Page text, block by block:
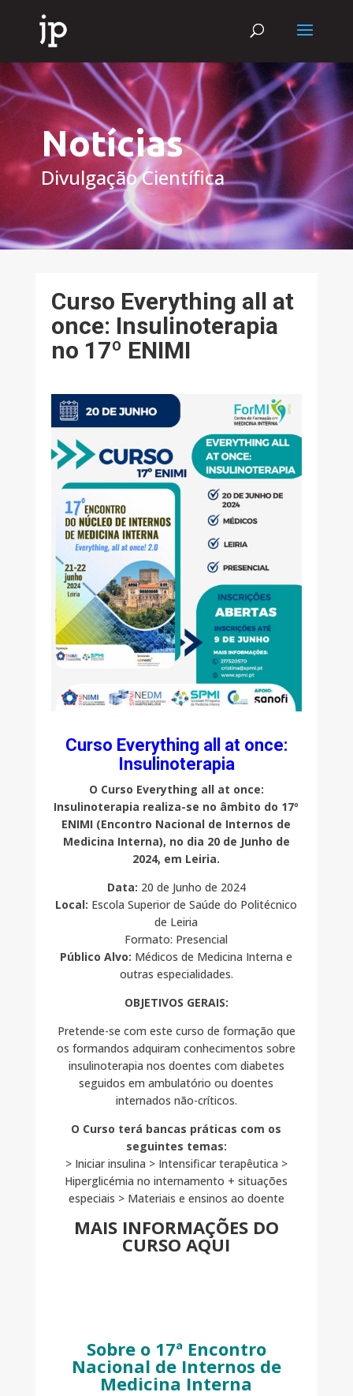
Notícias
Divulgação Científica
Curso Everything all at
once: Insulinoterapia
no 17º ENIMI
Curso Everything all at once:
Insulinoterapia
O Curso Everything all at once:
Insulinoterapia realiza-se no âmbito do 17º
ENIMI (Encontro Nacional de Internos de
Medicina Interna), no dia 20 de Junho de
2024, em Leiria.
Data: 20 de Junho de 2024
Local: Escola Superior de Saúde do Politécnico
de Leiria
Formato: Presencial
Público Alvo: Médicos de Medicina Interna e
outras especialidades.
OBJETIVOS GERAIS:
Pretende-se com este curso de formação que
os formandos adquiram conhecimentos sobre
insulinoterapia nos doentes com diabetes
seguidos em ambulatório ou doentes
internados não-críticos.
O Curso terá bancas práticas com os
seguintes temas:
> Iniciar insulina > Intensificar terapêutica >
Hiperglicémia no internamento + situações
especiais > Materiais e ensinos ao doente
MAIS INFORMAÇÕES DO
CURSO AQUI
Sobre o 17ª Encontro
Nacional de Internos de
Medicina Interna